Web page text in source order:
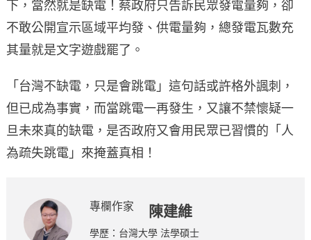
下，當然就是缺電！蔡政府只告訴民眾發電量夠，卻
不敢公開宣示區域平均發、供電量夠，總發電瓦數充
其量就是文字遊戲罷了。
「台灣不缺電，只是會跳電」這句話或許格外諷刺，
但已成為事實，而當跳電一再發生，又讓不禁懷疑一
旦未來真的缺電，是否政府又會用民眾已習慣的「人
為疏失跳電」來掩蓋真相！
專欄作家 陳建維
學歷：台灣大學 法學碩士